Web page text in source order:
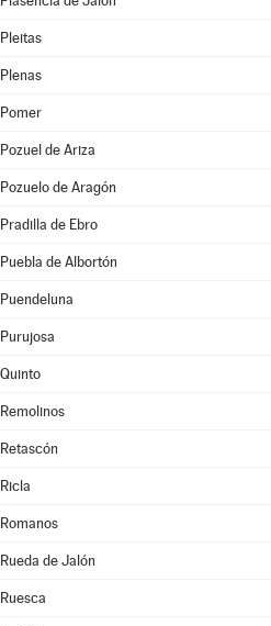
Pleitas
Plenas
Pomer
Pozuel de Ariza
Pozuelo de Aragón
Pradilla de Ebro
Puebla de Albortón
Puendeluna
Purujosa
Quinto
Remolinos
Retascón
Ricla
Romanos
Rueda de Jalón
Ruesca